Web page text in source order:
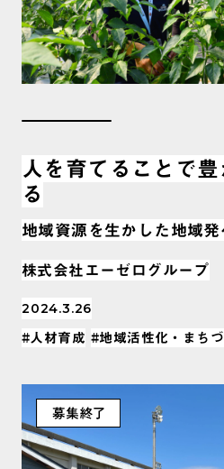
人を育てることで
る
地域資源を生かした地域
株式会社エーゼログループ
2024.3.26
#人材育成 #地域活性化・まちづ